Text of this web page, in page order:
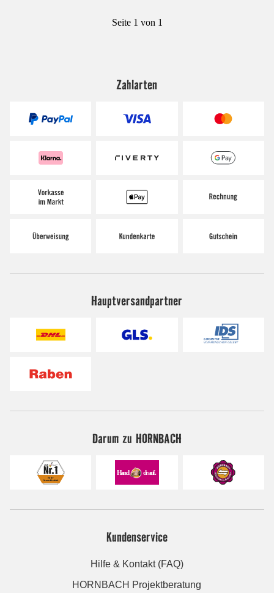
Seite 1 von 1
Zahlarten
Hauptversandpartner
Darum zu HORNBACH
Kundenservice
Hilfe & Kontakt (FAQ)
HORNBACH Projektberatung